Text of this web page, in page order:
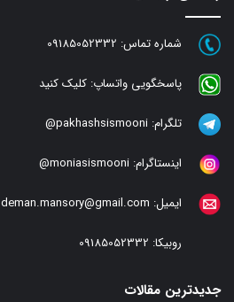
شماره تماس: 09185052332
پاسخگویی واتساپ: کلیک کنید
تلگرام: pakhashsismooni@
اینستاگرام: moniasismooni@
ایمیل: deman.mansory@gmail.com
روبیکا: 09185052332
جدیدترین مقالات